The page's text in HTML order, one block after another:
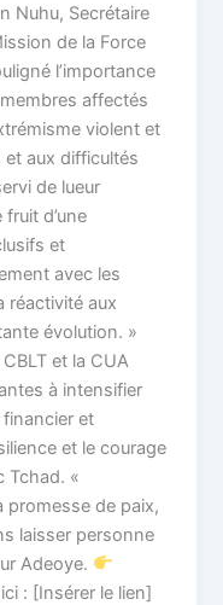
Nuhu, Secrétaire
de la Force
l’importance
affectés
violent et
et aux difficultés
de lueur
fruit d’une
et
avec les
réactivité aux
évolution. »
et la CUA
à intensifier
et
et le courage
Tchad. «
promesse de paix,
laisser personne
Adeoye.
: [Insérer le lien]